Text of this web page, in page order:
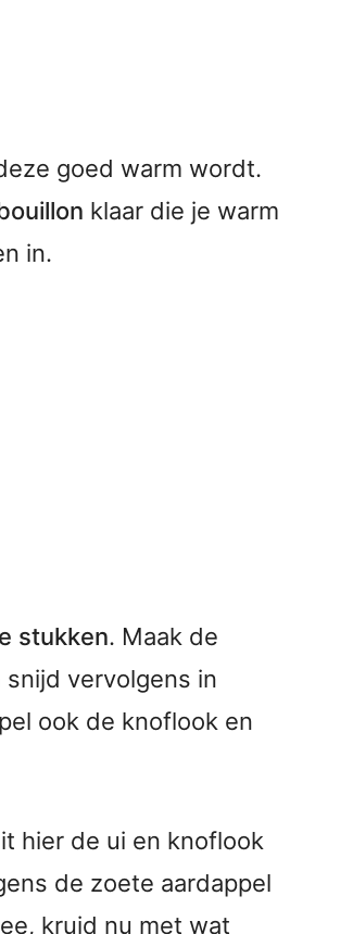
goed warm wordt.
klaar die je warm
in.
stukken. Maak de
vervolgens in
ook de knoflook en
hier de ui en knoflook
de zoete aardappel
kruid nu met wat